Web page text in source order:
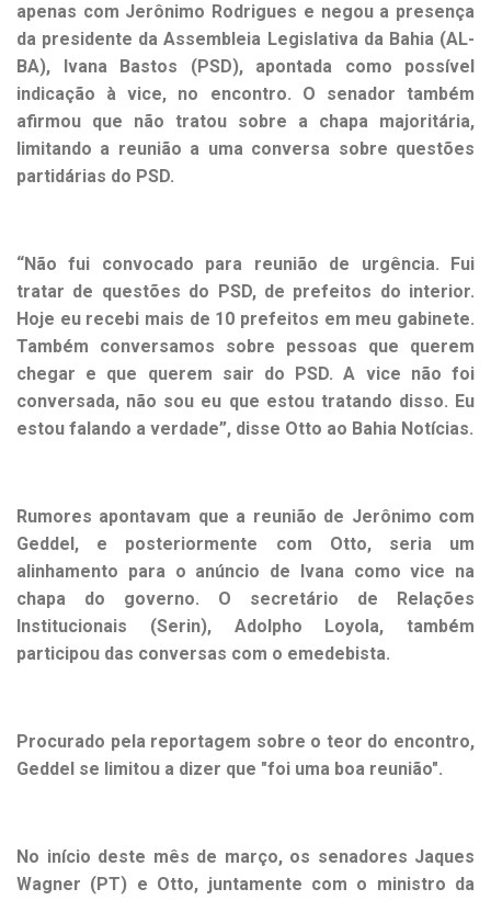
apenas com Jerônimo Rodrigues e negou a presença
da presidente da Assembleia Legislativa da Bahia (AL-
BA), Ivana Bastos (PSD), apontada como possível
indicação à vice, no encontro. O senador também
afirmou que não tratou sobre a chapa majoritária,
limitando a reunião a uma conversa sobre questões
partidárias do PSD.
“Não fui convocado para reunião de urgência. Fui
tratar de questões do PSD, de prefeitos do interior.
Hoje eu recebi mais de 10 prefeitos em meu gabinete.
Também conversamos sobre pessoas que querem
chegar e que querem sair do PSD. A vice não foi
conversada, não sou eu que estou tratando disso. Eu
estou falando a verdade”, disse Otto ao Bahia Notícias.
Rumores apontavam que a reunião de Jerônimo com
Geddel, e posteriormente com Otto, seria um
alinhamento para o anúncio de Ivana como vice na
chapa do governo. O secretário de Relações
Institucionais (Serin), Adolpho Loyola, também
participou das conversas com o emedebista.
Procurado pela reportagem sobre o teor do encontro,
Geddel se limitou a dizer que "foi uma boa reunião".
No início deste mês de março, os senadores Jaques
Wagner (PT) e Otto, juntamente com o ministro da